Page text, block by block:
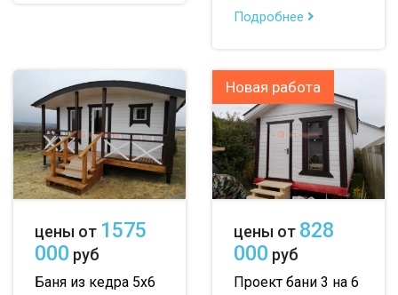
Подробнее
цены от 1575
000 руб
Баня из кедра 5х6
Новая работа
цены от 828
000 руб
Проект бани 3 на 6